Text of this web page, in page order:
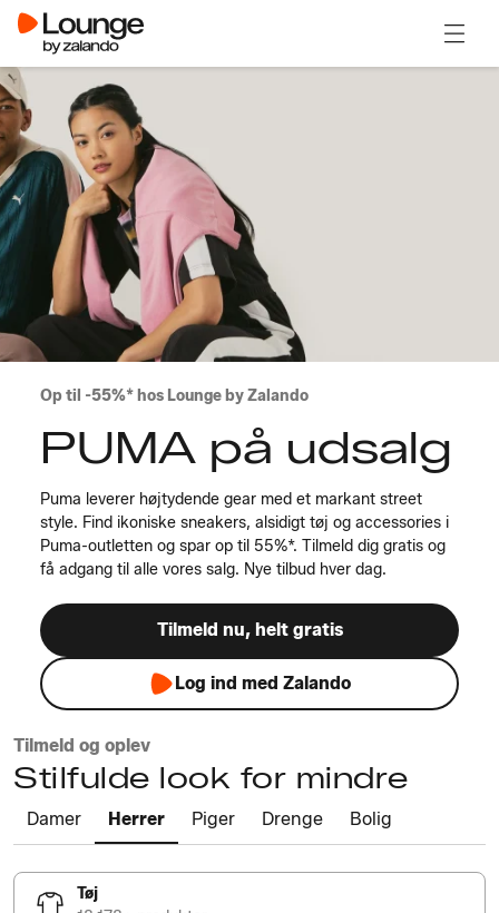
Op til -55%* hos Lounge by Zalando
PUMA på udsalg
Puma leverer højtydende gear med et markant street
style. Find ikoniske sneakers, alsidigt tøj og accessories i
Puma-outletten og spar op til 55%*. Tilmeld dig gratis og
få adgang til alle vores salg. Nye tilbud hver dag.
Tilmeld nu, helt gratis
Log ind med Zalando
Tilmeld og oplev
Stilfulde look for mindre
Damer Herrer Piger Drenge Bolig
Tøj